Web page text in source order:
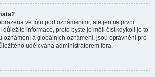
ve fóru pod oznámeními, ale jen na první
důležité informace, proto byste je měli číst kdykoli je to
oznámení a globálních oznámení, jsou oprávnění pro
udělována administrátorem fóra.